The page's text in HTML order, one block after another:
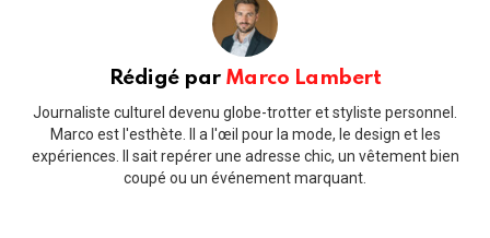
Rédigé par Marco Lambert
Journaliste culturel devenu globe-trotter et styliste personnel.
Marco est l'esthète. Il a l'œil pour la mode, le design et les
expériences. Il sait repérer une adresse chic, un vêtement bien
coupé ou un événement marquant.